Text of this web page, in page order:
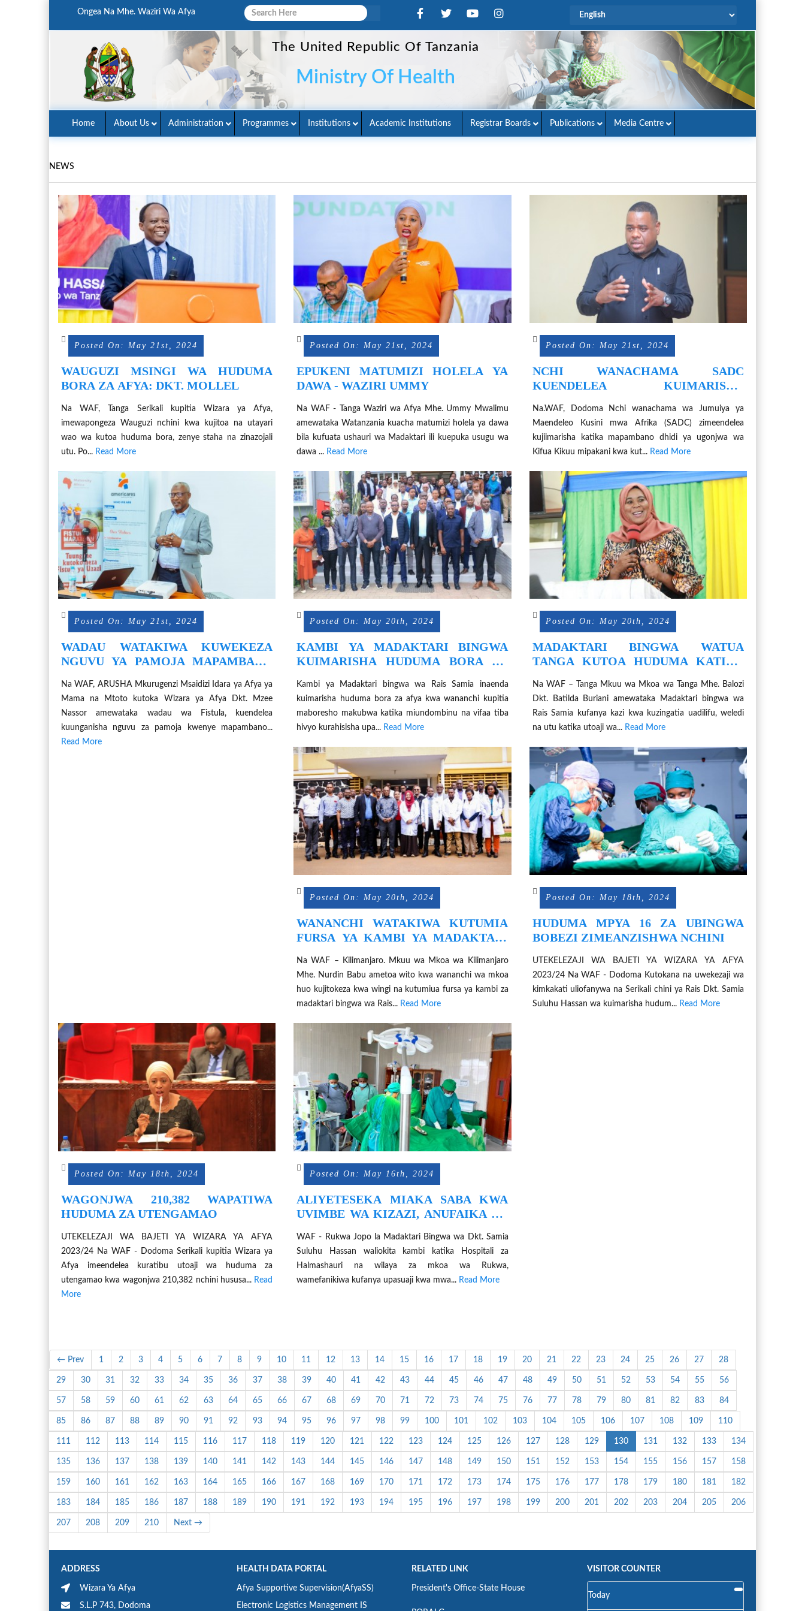
Ongea Na Mhe. Waziri Wa Afya
The United Republic Of Tanzania
Ministry Of Health
Home About Us Administration Programmes Institutions Academic Institutions Registrar Boards Publications Media Centre
NEWS
Posted On: May 21st, 2024
WAUGUZI MSINGI WA HUDUMA
BORA ZA AFYA: DKT. MOLLEL
Na WAF, Tanga Serikali kupitia Wizara ya Afya,
imewapongeza Wauguzi nchini kwa kujitoa na utayari
wao wa kutoa huduma bora, zenye staha na zinazojali
utu. Po... Read More
Posted On: May 21st, 2024
EPUKENI MATUMIZI HOLELA YA
DAWA - WAZIRI UMMY
Na WAF - Tanga Waziri wa Afya Mhe. Ummy Mwalimu
amewataka Watanzania kuacha matumizi holela ya dawa
bila kufuata ushauri wa Madaktari ili kuepuka usugu wa
dawa ... Read More
Posted On: May 21st, 2024
NCHI WANACHAMA SADC
KUENDELEA KUIMARISHA
WA KIFUA KIKUU MAENEO YA
MIPAKANI
Na.WAF, Dodoma Nchi wanachama wa Jumuiya ya
Maendeleo Kusini mwa Afrika (SADC) zimeendelea
kujiimarisha katika mapambano dhidi ya ugonjwa wa
Kifua Kikuu mipakani kwa kut... Read More
Posted On: May 21st, 2024
WADAU WATAKIWA KUWEKEZA
NGUVU YA PAMOJA MAPAMBANO
Na WAF, ARUSHA Mkurugenzi Msaidizi Idara ya Afya ya
Mama na Mtoto kutoka Wizara ya Afya Dkt. Mzee
Nassor amewataka wadau wa Fistula, kuendelea
kuunganisha nguvu za pamoja kwenye mapambano...
Read More
Posted On: May 20th, 2024
KAMBI YA MADAKTARI BINGWA
KUIMARISHA HUDUMA BORA ZA
Kambi ya Madaktari bingwa wa Rais Samia inaenda
kuimarisha huduma bora za afya kwa wananchi kupitia
maboresho makubwa katika miundombinu na vifaa tiba
hivyo kurahisisha upa... Read More
Posted On: May 20th, 2024
MADAKTARI BINGWA WATUA
TANGA KUTOA HUDUMA KATIKA
Na WAF – Tanga Mkuu wa Mkoa wa Tanga Mhe. Balozi
Dkt. Batilda Buriani amewataka Madaktari bingwa wa
Rais Samia kufanya kazi kwa kuzingatia uadilifu, weledi
na utu katika utoaji wa... Read More
Posted On: May 20th, 2024
WANANCHI WATAKIWA KUTUMIA
FURSA YA KAMBI YA MADAKTARI
Na WAF – Kilimanjaro. Mkuu wa Mkoa wa Kilimanjaro
Mhe. Nurdin Babu ametoa wito kwa wananchi wa mkoa
huo kujitokeza kwa wingi na kutumiua fursa ya kambi za
madaktari bingwa wa Rais... Read More
Posted On: May 18th, 2024
HUDUMA MPYA 16 ZA UBINGWA
BOBEZI ZIMEANZISHWA NCHINI
UTEKELEZAJI WA BAJETI YA WIZARA YA AFYA
2023/24 Na WAF - Dodoma Kutokana na uwekezaji wa
kimkakati uliofanywa na Serikali chini ya Rais Dkt. Samia
Suluhu Hassan wa kuimarisha hudum... Read More
Posted On: May 18th, 2024
WAGONJWA 210,382 WAPATIWA
HUDUMA ZA UTENGAMAO
UTEKELEZAJI WA BAJETI YA WIZARA YA AFYA
2023/24 Na WAF - Dodoma Serikali kupitia Wizara ya
Afya imeendelea kuratibu utoaji wa huduma za
utengamao kwa wagonjwa 210,382 nchini hususa... Read
More
Posted On: May 16th, 2024
ALIYETESEKA MIAKA SABA KWA
UVIMBE WA KIZAZI, ANUFAIKA NA
WAF - Rukwa Jopo la Madaktari Bingwa wa Dkt. Samia
Suluhu Hassan waliokita kambi katika Hospitali za
Halmashauri na wilaya za mkoa wa Rukwa,
wamefanikiwa kufanya upasuaji kwa mwa... Read More
← Prev 1 2 3 4 5 6 7 8 9 10 11 12 13 14 15 16 17 18 19 20 21 22 23 24 25 26 27 28
29 30 31 32 33 34 35 36 37 38 39 40 41 42 43 44 45 46 47 48 49 50 51 52 53 54 55 56
57 58 59 60 61 62 63 64 65 66 67 68 69 70 71 72 73 74 75 76 77 78 79 80 81 82 83 84
85 86 87 88 89 90 91 92 93 94 95 96 97 98 99 100 101 102 103 104 105 106 107 108 109 110
111 112 113 114 115 116 117 118 119 120 121 122 123 124 125 126 127 128 129 130 131 132 133 134
135 136 137 138 139 140 141 142 143 144 145 146 147 148 149 150 151 152 153 154 155 156 157 158
159 160 161 162 163 164 165 166 167 168 169 170 171 172 173 174 175 176 177 178 179 180 181 182
183 184 185 186 187 188 189 190 191 192 193 194 195 196 197 198 199 200 201 202 203 204 205 206
207 208 209 210 Next →
ADDRESS
Wizara Ya Afya
S.L.P 743, Dodoma
HEALTH DATA PORTAL
Afya Supportive Supervision(AfyaSS)
Electronic Logistics Management IS
RELATED LINK
President's Office-State House
VISITOR COUNTER
Today